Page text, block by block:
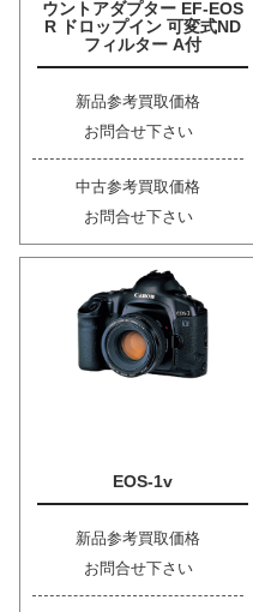
ウントアダプター EF-EOS
R ドロップイン 可変式ND
フィルター A付
新品参考買取価格
お問合せ下さい
中古参考買取価格
お問合せ下さい
EOS-1v
新品参考買取価格
お問合せ下さい